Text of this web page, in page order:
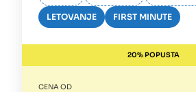
LETOVANJE FIRST MINUTE
20% POPUSTA
CENA OD